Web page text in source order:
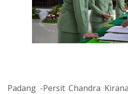
Padang -Persit Chandra